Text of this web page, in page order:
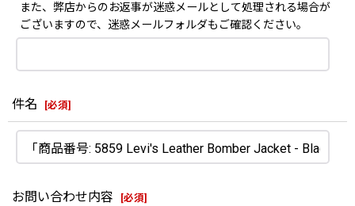
また、弊店からのお返事が迷惑メールとして処理される場合が
ございますので、迷惑メールフォルダもご確認ください。
件名 [必須]
お問い合わせ内容 [必須]